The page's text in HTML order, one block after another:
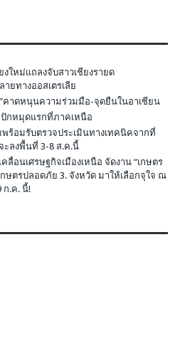
ใหม่แถลงจับสาวเชียงรายด
ยทางออสเตรเลีย
คาดหนุนความร่วมมือ-จุดยืนในอาเซียน
ปักหมุดแรกที่ภาคเหนือ
ร้อมรับตรวจประเมินทางเทคนิคจากที่
ลงพื้นที่ 3-8 ส.ค.นี้
อนเศรษฐกิจเมืองเหนือ จัดงาน “เกษตร
กษตรปลอดภัย 3. จังหวัด มาให้เลือกจุใจ ณ
ก.ค. นี้!